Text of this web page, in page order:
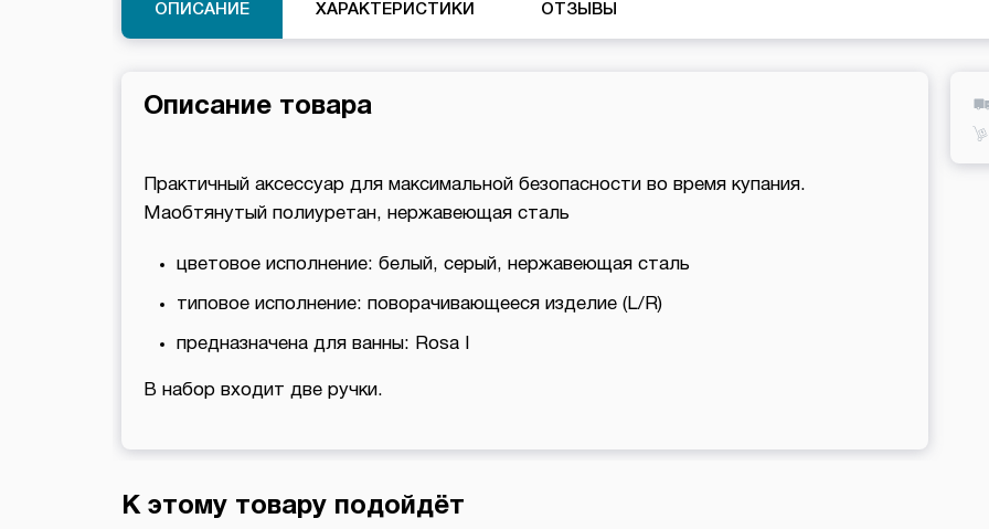
ОПИСАНИЕ ХАРАКТЕРИСТИКИ ОТЗЫВЫ
Описание товара
Практичный аксессуар для максимальной безопасности во время купания.
Маобтянутый полиуретан, нержавеющая сталь
цветовое исполнение: белый, серый, нержавеющая сталь
типовое исполнение: поворачивающееся изделие (L/R)
предназначена для ванны: Rosa I
В набор входит две ручки.
К этому товару подойдёт